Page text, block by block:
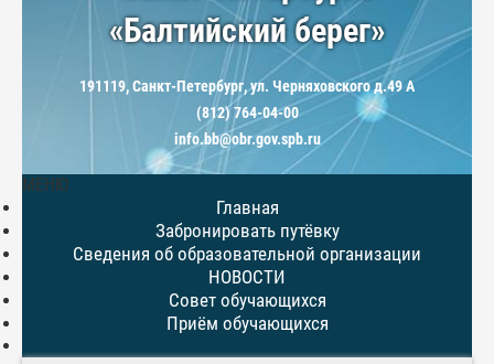
«Балтийский берег»
191119, Санкт-Петербург, ул. Черняховского д.49 А
(812) 764-04-00
info.bb@obr.gov.spb.ru
МЕНЮ
Главная
Забронировать путёвку
Сведения об образовательной организации
НОВОСТИ
Совет обучающихся
Приём обучающихся